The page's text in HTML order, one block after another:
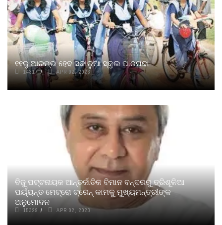
୧୧ରୁ ଆରମ୍ଭ ହେବ ସକାଳୁଆ ସ୍କୁଲ ପାଠପଢା
14317 APR 02, 2023
ବିଜୁ ପଟ୍ଟନାୟକ ଆନ୍ତର୍ଜାତିକ ବିମାନ ବନ୍ଦରରୁ ତ୍ରିଶୂଳିଆ
ପର୍ୟ୍ୟନ୍ତ ମେଟ୍ରୋ ଟ୍ରେନ୍ କାମକୁ ମୁଖ୍ୟମନ୍ତ୍ରୀଙ୍କ
ଅନୁମୋଦନ
15329 APR 02, 2023